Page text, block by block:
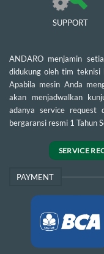
SUPPORT
ANDARO menjamin
didukung oleh tim teknisi
Apabila mesin Anda
akan menjadwalkan
adanya service request
bergaransi resmi 1 Tahun
SERVICE
PAYMENT